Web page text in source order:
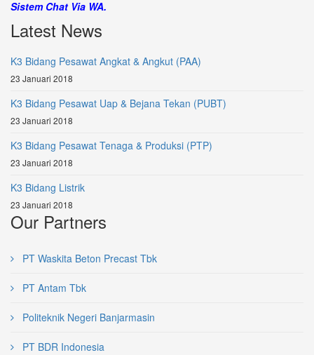
Sistem Chat Via WA.
Latest News
K3 Bidang Pesawat Angkat & Angkut (PAA)
23 Januari 2018
K3 Bidang Pesawat Uap & Bejana Tekan (PUBT)
23 Januari 2018
K3 Bidang Pesawat Tenaga & Produksi (PTP)
23 Januari 2018
K3 Bidang Listrik
23 Januari 2018
Our Partners
PT Waskita Beton Precast Tbk
PT Antam Tbk
Politeknik Negeri Banjarmasin
PT BDR Indonesia